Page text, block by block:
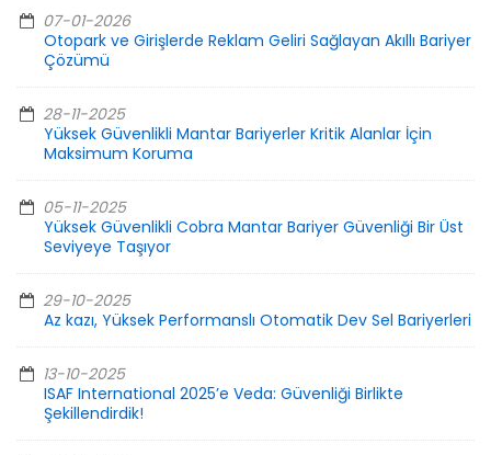
07-01-2026
Otopark ve Girişlerde Reklam Geliri Sağlayan Akıllı Bariyer
Çözümü
28-11-2025
Yüksek Güvenlikli Mantar Bariyerler Kritik Alanlar İçin
Maksimum Koruma
05-11-2025
Yüksek Güvenlikli Cobra Mantar Bariyer Güvenliği Bir Üst
Seviyeye Taşıyor
29-10-2025
Az kazı, Yüksek Performanslı Otomatik Dev Sel Bariyerleri
13-10-2025
ISAF International 2025’e Veda: Güvenliği Birlikte
Şekillendirdik!